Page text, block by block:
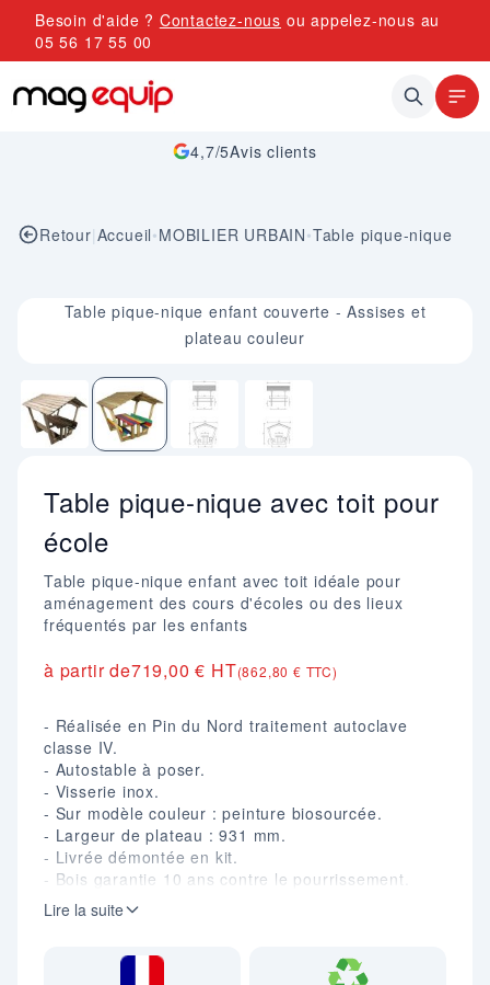
Allez au contenu
Besoin d'aide ? Contactez-nous ou appelez-nous au
05 56 17 55 00
4,7/5Avis clients
Retour|Accueil•MOBILIER URBAIN•Table pique-nique
Image 2 sur 4
Table pique-nique enfant couverte - Assises et
plateau couleur
Table pique-nique avec toit pour
école
Table pique-nique enfant avec toit idéale pour
aménagement des cours d'écoles ou des lieux
fréquentés par les enfants
à partir de719,00 € HT(862,80 € TTC)
- Réalisée en Pin du Nord traitement autoclave
classe IV.
- Autostable à poser.
- Visserie inox.
- Sur modèle couleur : peinture biosourcée.
- Largeur de plateau : 931 mm.
- Livrée démontée en kit.
- Bois garantie 10 ans contre le pourrissement.
- Disponible en version bois brut ou avec assises et
plateau de couleur.
Lire la suite